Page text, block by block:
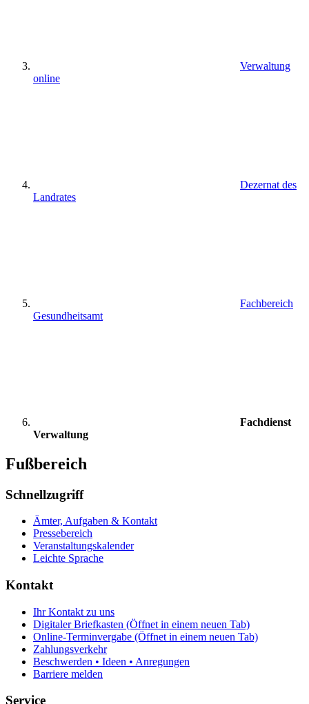
Verwaltung
online
Dezernat des
Landrates
Fachbereich
Gesundheitsamt
Fachdienst
Verwaltung
Fußbereich
Schnellzugriff
Ämter, Aufgaben & Kontakt
Pressebereich
Veranstaltungskalender
Leichte Sprache
Kontakt
Ihr Kontakt zu uns
Digitaler Briefkasten (Öffnet in einem neuen Tab)
Online-Terminvergabe (Öffnet in einem neuen Tab)
Zahlungsverkehr
Beschwerden • Ideen • Anregungen
Barriere melden
Service